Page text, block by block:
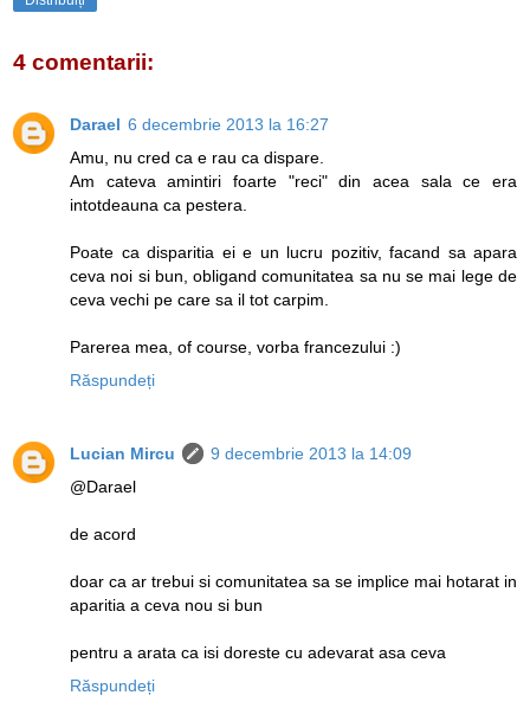
4 comentarii:
Darael 6 decembrie 2013 la 16:27
Amu, nu cred ca e rau ca dispare.
Am cateva amintiri foarte "reci" din acea sala ce era
intotdeauna ca pestera.
Poate ca disparitia ei e un lucru pozitiv, facand sa apara
ceva noi si bun, obligand comunitatea sa nu se mai lege de
ceva vechi pe care sa il tot carpim.
Parerea mea, of course, vorba francezului :)
Răspundeți
Lucian Mircu
9 decembrie 2013 la 14:09
@Darael
de acord
doar ca ar trebui si comunitatea sa se implice mai hotarat in
aparitia a ceva nou si bun
pentru a arata ca isi doreste cu adevarat asa ceva
Răspundeți